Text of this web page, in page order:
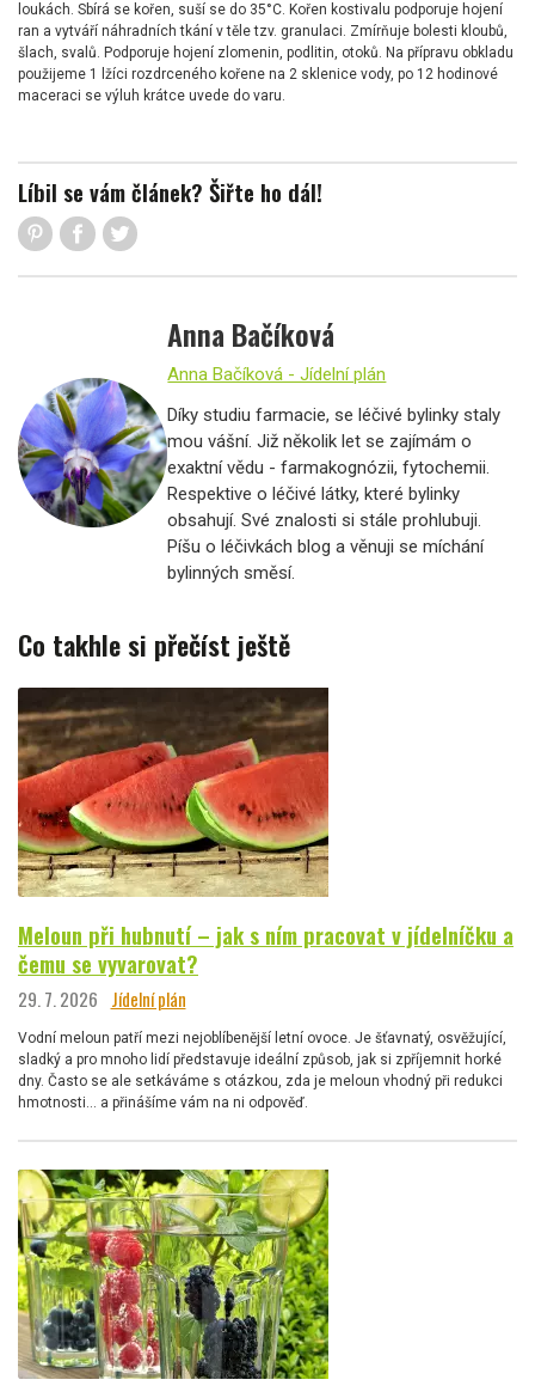
loukách. Sbírá se kořen, suší se do 35°C. Kořen kostivalu podporuje hojení
ran a vytváří náhradních tkání v těle tzv. granulaci. Zmírňuje bolesti kloubů,
šlach, svalů. Podporuje hojení zlomenin, podlitin, otoků. Na přípravu obkladu
použijeme 1 lžíci rozdrceného kořene na 2 sklenice vody, po 12 hodinové
maceraci se výluh krátce uvede do varu.
Líbil se vám článek? Šiřte ho dál!
Anna Bačíková
Anna Bačíková - Jídelní plán
Díky studiu farmacie, se léčivé bylinky staly
mou vášní. Již několik let se zajímám o
exaktní vědu - farmakognózii, fytochemii.
Respektive o léčivé látky, které bylinky
obsahují. Své znalosti si stále prohlubuji.
Píšu o léčivkách blog a věnuji se míchání
bylinných směsí.
Co takhle si přečíst ještě
Meloun při hubnutí – jak s ním pracovat v jídelníčku a
čemu se vyvarovat?
29. 7. 2026 Jídelní plán
Vodní meloun patří mezi nejoblíbenější letní ovoce. Je šťavnatý, osvěžující,
sladký a pro mnoho lidí představuje ideální způsob, jak si zpříjemnit horké
dny. Často se ale setkáváme s otázkou, zda je meloun vhodný při redukci
hmotnosti… a přinášíme vám na ni odpověď.